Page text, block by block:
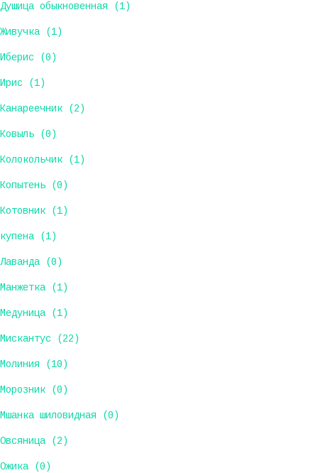
Душица обыкновенная (1)
Живучка (1)
Иберис (0)
Ирис (1)
Канареечник (2)
Ковыль (0)
Колокольчик (1)
Копытень (0)
Котовник (1)
купена (1)
Лаванда (0)
Манжетка (1)
Медуница (1)
Мискантус (22)
Молиния (10)
Морозник (0)
Мшанка шиловидная (0)
Овсяница (2)
Ожика (0)